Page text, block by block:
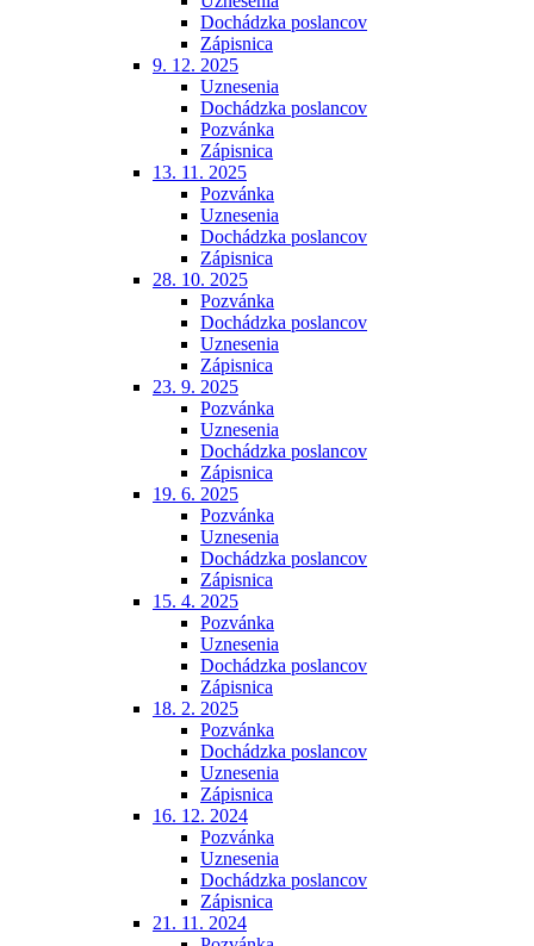
Dochádzka poslancov
Zápisnica
9. 12. 2025
Uznesenia
Dochádzka poslancov
Pozvánka
Zápisnica
13. 11. 2025
Pozvánka
Uznesenia
Dochádzka poslancov
Zápisnica
28. 10. 2025
Pozvánka
Dochádzka poslancov
Uznesenia
Zápisnica
23. 9. 2025
Pozvánka
Uznesenia
Dochádzka poslancov
Zápisnica
19. 6. 2025
Pozvánka
Uznesenia
Dochádzka poslancov
Zápisnica
15. 4. 2025
Pozvánka
Uznesenia
Dochádzka poslancov
Zápisnica
18. 2. 2025
Pozvánka
Dochádzka poslancov
Uznesenia
Zápisnica
16. 12. 2024
Pozvánka
Uznesenia
Dochádzka poslancov
Zápisnica
21. 11. 2024